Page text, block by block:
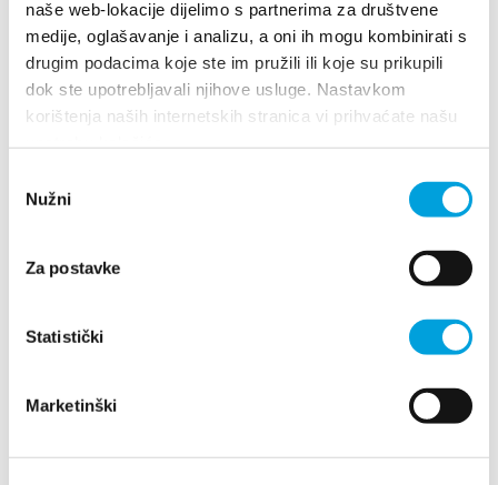
naše web-lokacije dijelimo s partnerima za društvene
medije, oglašavanje i analizu, a oni ih mogu kombinirati s
drugim podacima koje ste im pružili ili koje su prikupili
dok ste upotrebljavali njihove usluge. Nastavkom
korištenja naših internetskih stranica vi prihvaćate našu
pristanka
Nužni
Za postavke
Statistički
Marketinški
Ana Brnas
A.B. Šimića 11, 21214 Kaštel Gomilica
098 370 599
Franje Tuđmana 842, 21217 Kaštel Stari
villa.jaman@gmail.com